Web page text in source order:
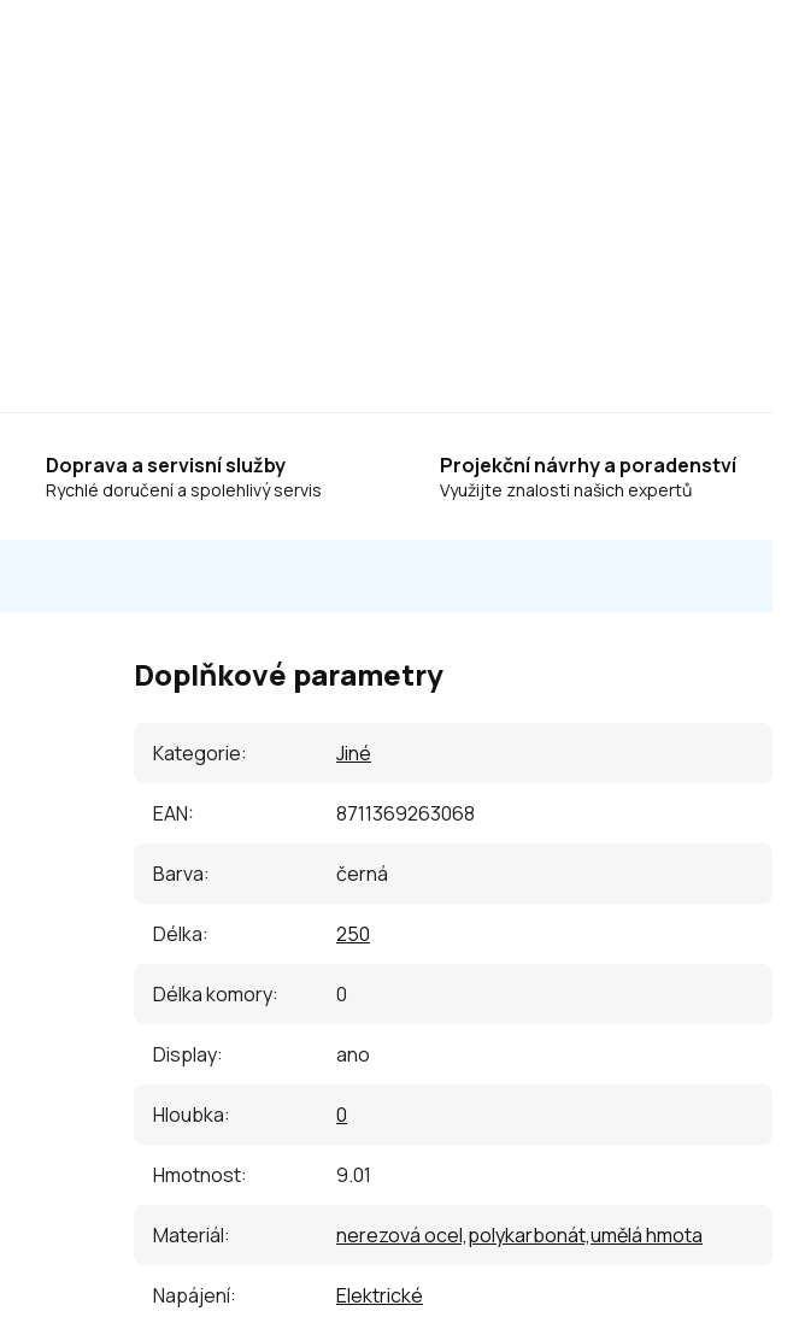
Doprava a servisní služby
Rychlé doručení a spolehlivý servis
Projekční návrhy a poradenství
Využijte znalosti našich expertů
Doplňkové parametry
Kategorie: Jiné
EAN: 8711369263068
Barva: černá
Délka: 250
Délka komory: 0
Display: ano
Hloubka: 0
Hmotnost: 9.01
Materiál: nerezová ocel,polykarbonát,umělá hmota
Napájení: Elektrické